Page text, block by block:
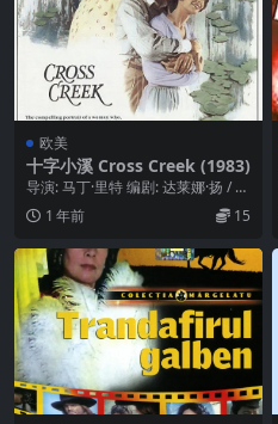
欧美
十字小溪 Cross Creek (1983)
导演: 马丁·里特 编剧: 达莱娜·扬 / 玛
乔丽·金南·罗林斯 主演: 玛丽·...
1 年前 15